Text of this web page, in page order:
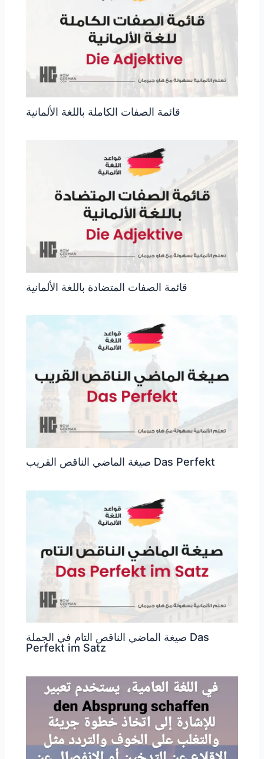
قائمة الصفات الكاملة باللغة الألمانية
قائمة الصفات المتضادة باللغة الألمانية
صيغة الماضي الناقص القريب Das Perfekt
صيغة الماضي الناقص التام في الجملة Das
Perfekt im Satz